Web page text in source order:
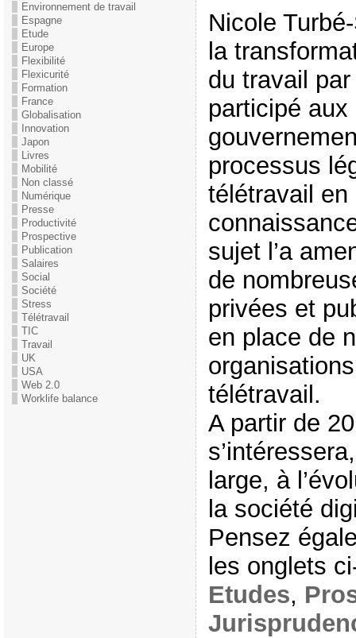
Environnement de travail
Espagne
Etude
Europe
Flexibilité
Flexicurité
Formation
France
Globalisation
Innovation
Japon
Livres
Mobilité
Non classé
Numérique
Presse
Productivité
Prospective
Publication
Salaires
Social
Société
Stress
Télétravail
TIC
Travail
UK
USA
Web 2.0
Worklife balance
Nicole
la
du travail
participé
processus
télétravail
sujet l’a
de
privées et
en place de
télétravail.
A partir de
large, à
la société
Pensez
les onglets
Etudes,